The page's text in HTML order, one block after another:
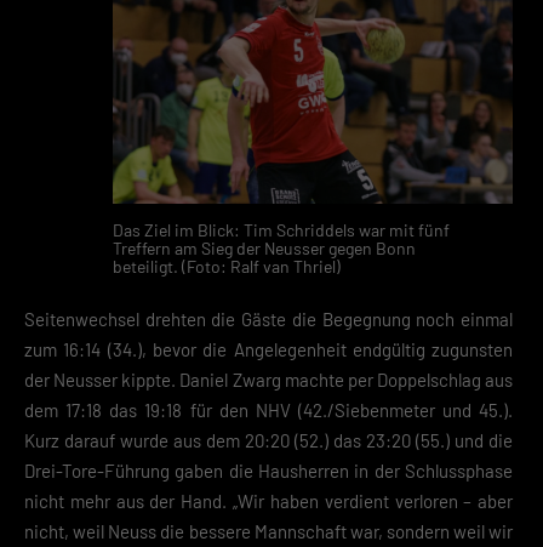
Das Ziel im Blick: Tim Schriddels war mit fünf
Treffern am Sieg der Neusser gegen Bonn
beteiligt. (Foto: Ralf van Thriel)
Seitenwechsel drehten die Gäste die Begegnung noch einmal
zum 16:14 (34.), bevor die Angelegenheit endgültig zugunsten
der Neusser kippte. Daniel Zwarg machte per Doppelschlag aus
dem 17:18 das 19:18 für den NHV (42./Siebenmeter und 45.).
Kurz darauf wurde aus dem 20:20 (52.) das 23:20 (55.) und die
Drei-Tore-Führung gaben die Hausherren in der Schlussphase
nicht mehr aus der Hand. „Wir haben verdient verloren – aber
nicht, weil Neuss die bessere Mannschaft war, sondern weil wir